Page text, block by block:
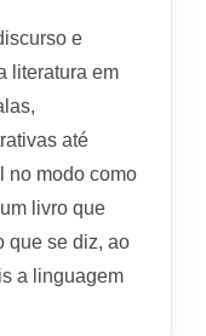
e
literatura em
até
no modo como
livro que
que se diz, ao
a linguagem